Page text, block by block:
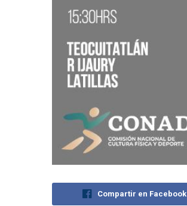
Compartir en Facebook